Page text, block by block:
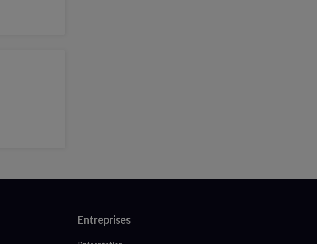
Entreprises